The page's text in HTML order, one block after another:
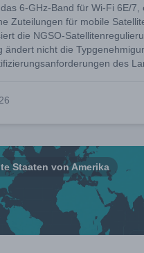
6-GHz-Band für Wi-Fi 6E/7,
Zuteilungen für mobile
die NGSO-
ändert nicht die
des
Staaten von Amerika